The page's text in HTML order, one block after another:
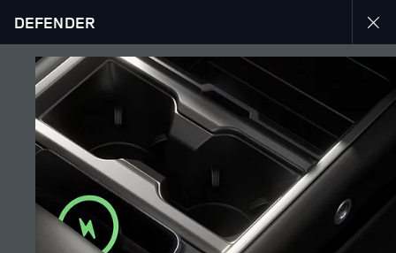
DÉCOUVREZ LE DEFENDER 130
GALERIE
DEFENDER
SUIVEZ LA CONVERSATION